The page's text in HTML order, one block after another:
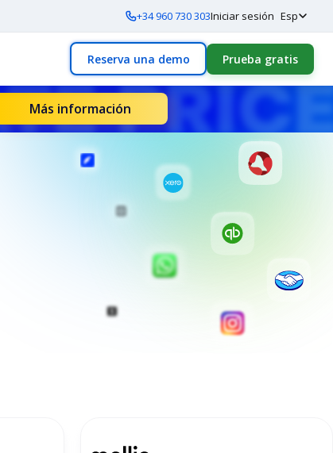
+34 960 730 303Iniciar sesión Esp
Reserva una demo Prueba gratis
Más información